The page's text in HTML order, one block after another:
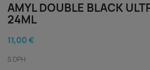
AMYL DOUBLE BLACK
24ML
11,00 €
S DPH